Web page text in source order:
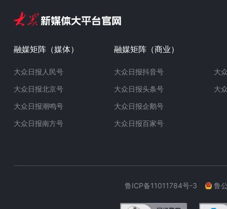
融媒矩阵（媒体）
大众日报人民号
大众日报北京号
大众日报潮鸣号
大众日报南方号
融媒矩阵（商业）
大众日报抖音号
大众日报头条号
大众日报企鹅号
大众日报百家号
大
大
鲁ICP备11011784号-3 鲁